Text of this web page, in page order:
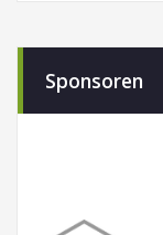
Sponsoren